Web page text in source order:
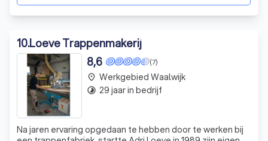
10.Loeve Trappenmakerij
(7)
8,6
Na jaren ervaring opgedaan te hebben door te werken bij
place Werkgebied Waalwijk
timelapse 29 jaar in bedrijf